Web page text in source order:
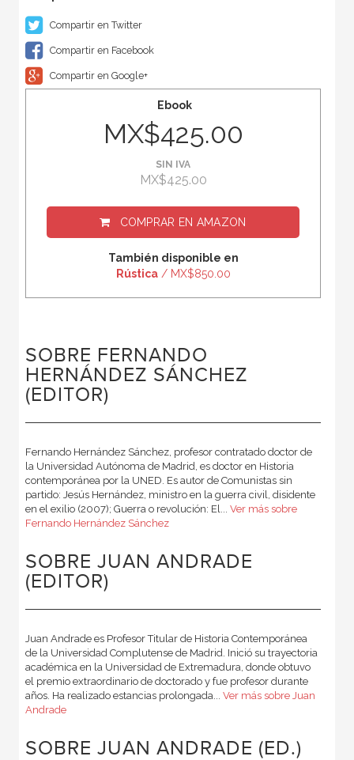
Compartir en Twitter
Compartir en Facebook
Compartir en Google+
Ebook
MX$425.00
SIN IVA
MX$425.00
COMPRAR EN AMAZON
También disponible en
Rústica/ MX$850.00
SOBRE FERNANDO
HERNÁNDEZ SÁNCHEZ
(EDITOR)
Fernando Hernández Sánchez, profesor contratado doctor de
la Universidad Autónoma de Madrid, es doctor en Historia
contempo­ránea por la UNED. Es autor de Comunistas sin
partido: Jesús Her­nández, ministro en la guerra civil, disidente
en el exilio (2007); Guerra o revolución: El... Ver más sobre
Fernando Hernández Sánchez
SOBRE JUAN ANDRADE
(EDITOR)
Juan Andrade es Profesor Titular de Histo­ria Contemporánea
de la Universidad Complutense de Madrid. Inició su trayectoria
académica en la Universidad de Extremadura, donde obtuvo
el premio extraordinario de doctorado y fue profesor durante
años. Ha realizado estancias prolongada... Ver más sobre Juan
Andrade
SOBRE JUAN ANDRADE (ED.)